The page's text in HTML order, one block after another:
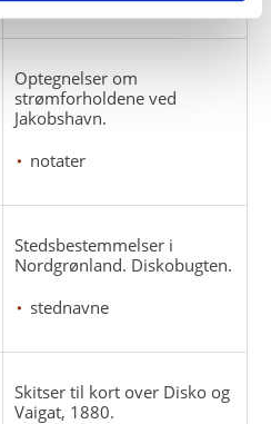
Optegnelser om
strømforholdene ved
Jakobshavn.
notater
Stedsbestemmelser i
Nordgrønland. Diskobugten.
stednavne
Skitser til kort over Disko og
Vaigat, 1880.